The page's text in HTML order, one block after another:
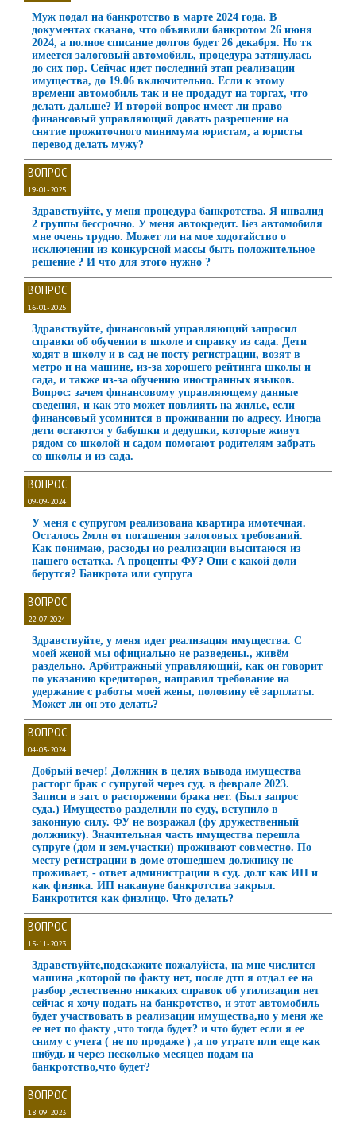
Муж подал на банкротство в марте 2024 года. В
документах сказано, что объявили банкротом 26 июня
2024, а полное списание долгов будет 26 декабря. Но тк
имеется залоговый автомобиль, процедура затянулась
до сих пор. Сейчас идет последний этап реализации
имущества, до 19.06 включительно. Если к этому
времени автомобиль так и не продадут на торгах, что
делать дальше? И второй вопрос имеет ли право
финансовый управляющий давать разрешение на
снятие прожиточного минимума юристам, а юристы
перевод делать мужу?
ВОПРОС
19-01-2025
Здравствуйте, у меня процедура банкротства. Я инвалид
2 группы бессрочно. У меня автокредит. Без автомобиля
мне очень трудно. Может ли на мое ходотайство о
исключении из конкурсной массы быть положительное
решение ? И что для этого нужно ?
ВОПРОС
16-01-2025
Здравствуйте, финансовый управляющий запросил
справки об обучении в школе и справку из сада. Дети
ходят в школу и в сад не посту регистрации, возят в
метро и на машине, из-за хорошего рейтинга школы и
сада, и также из-за обучению иностранных языков.
Вопрос: зачем финансовому управляющему данные
сведения, и как это может повлиять на жилье, если
финансовый усомнится в проживании по адресу. Иногда
дети остаются у бабушки и дедушки, которые живут
рядом со школой и садом помогают родителям забрать
со школы и из сада.
ВОПРОС
09-09-2024
У меня с супругом реализована квартира имотечная.
Осталось 2млн от погашения залоговых требований.
Как понимаю, расзоды ио реализации выситаюся из
нашего остатка. А проценты ФУ? Они с какой доли
берутся? Банкрота или супруга
ВОПРОС
22-07-2024
Здравствуйте, у меня идет реализация имущества. С
моей женой мы официально не разведены., живём
раздельно. Арбитражный управляющий, как он говорит
по указанию кредиторов, направил требование на
удержание с работы моей жены, половину её зарплаты.
Может ли он это делать?
ВОПРОС
04-03-2024
Добрый вечер! Должник в целях вывода имущества
расторг брак с супругой через суд. в феврале 2023.
Записи в загс о расторжении брака нет. (Был запрос
суда.) Имущество разделили по суду, вступило в
законную силу. ФУ не возражал (фу дружественный
должнику). Значительная часть имущества перешла
супруге (дом и зем.участки) проживают совместно. По
месту регистрации в доме отошедшем должнику не
проживает, - ответ администрации в суд. долг как ИП и
как физика. ИП накануне банкротства закрыл.
Банкротится как физлицо. Что делать?
ВОПРОС
15-11-2023
Здравствуйте,подскажите пожалуйста, на мне числится
машина ,которой по факту нет, после дтп я отдал ее на
разбор ,естественно никаких справок об утилизации нет
сейчас я хочу подать на банкротство, и этот автомобиль
будет участвовать в реализации имущества,но у меня же
ее нет по факту ,что тогда будет? и что будет если я ее
сниму с учета ( не по продаже ) ,а по утрате или еще как
нибудь и через несколько месяцев подам на
банкротство,что будет?
ВОПРОС
18-09-2023